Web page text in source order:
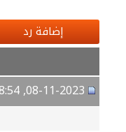
إضافة رد